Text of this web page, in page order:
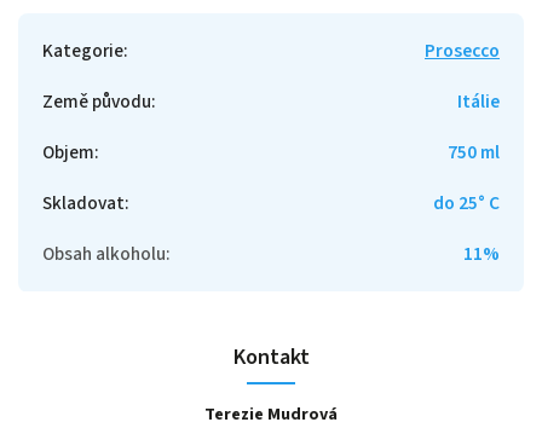
Kategorie:
Prosecco
Země původu:
Itálie
Objem:
750 ml
Skladovat:
do 25° C
Obsah alkoholu: 11%
Kontakt
Terezie Mudrová